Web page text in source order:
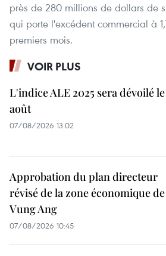
près de 280 millions de dollars de
qui porte l'excédent commercial à
premiers mois.
VOIR PLUS
L'indice ALE 2025 sera dévoilé le
août
07/08/2026 13:02
Approbation du plan directeur
révisé de la zone économique de
Vung Ang
07/08/2026 10:45